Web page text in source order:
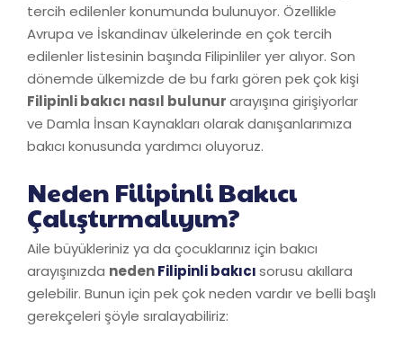
tercih edilenler konumunda bulunuyor. Özellikle
Avrupa ve İskandinav ülkelerinde en çok tercih
edilenler listesinin başında Filipinliler yer alıyor. Son
dönemde ülkemizde de bu farkı gören pek çok kişi
Filipinli bakıcı nasıl bulunurarayışına girişiyorlar
ve Damla İnsan Kaynakları olarak danışanlarımıza
bakıcı konusunda yardımcı oluyoruz.
Neden Filipinli Bakıcı
Çalıştırmalıyım?
Aile büyükleriniz ya da çocuklarınız için bakıcı
arayışınızda nedenFilipinli bakıcısorusu akıllara
gelebilir. Bunun için pek çok neden vardır ve belli başlı
gerekçeleri şöyle sıralayabiliriz: